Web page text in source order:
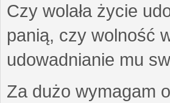
Czy wolała życie
panią, czy wolność
udowadnianie mu
Za dużo wymagam